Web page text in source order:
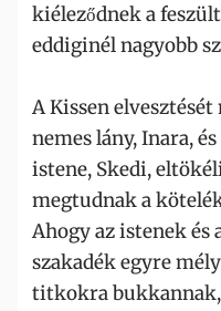
kiéleződnek a
eddiginél nagyobb
A Kissen
nemes lány, Inara,
istene, Skedi,
megtudnak a
Ahogy az istenek
szakadék egyre
titkokra bukkannak,